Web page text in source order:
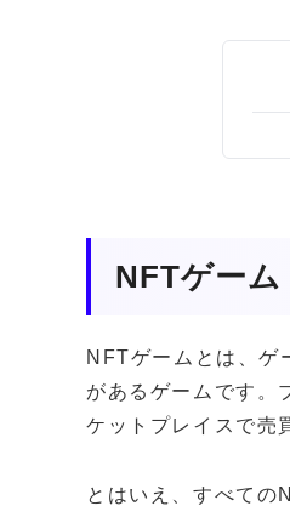
NFTゲー
NFTゲームとは、ゲ
があるゲームです。
ケットプレイスで売
とはいえ、すべての